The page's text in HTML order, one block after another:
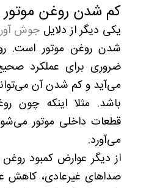
کم شدن روغن موتور
یکی دیگر از دلایل جوش
شدن روغن موتور است.
ضروری برای عملکرد
می‌آید و کم شدن آن
باشد. مثلا اینکه چون
قطعات داخلی موتور
می‌آورد.
از دیگر عوارض کمبود روغن
صداهای غیرعادی، کاهش